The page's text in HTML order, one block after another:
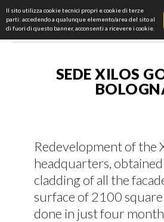
SEDE XILOS
Redevelopment of the
headquarters,
cladding of all the
surface of 2100
done in just four
Il sito utilizza cookie tecnici propri e cookie di terze
parti: accedendo a qualunque elemento/area del sito al
di fuori di questo banner, acconsenti a ricevere i cookie.